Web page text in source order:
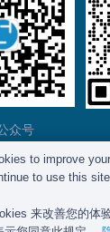
众号
号-2|
to improve your
to use this
来改善您的体